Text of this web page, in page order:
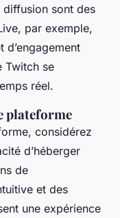
diffusion sont des
par exemple,
Twitch se
réel.
plateforme
considérez
d’héberger
de
et des
une expérience